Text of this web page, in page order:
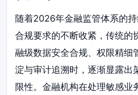
随着2026年金融监管体系的
合规要求的不断收紧，传统的
融级数据安全合规、权限精细
淀与审计追溯时，逐渐显露出
限性。金融机构在处理敏感业